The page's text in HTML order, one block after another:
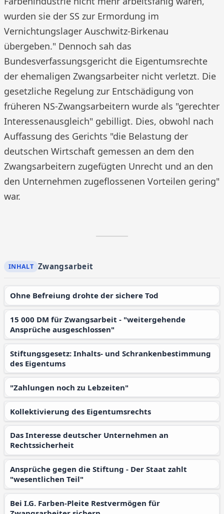
wurden sie der SS zur Ermordung im
Vernichtungslager Auschwitz-Birkenau
übergeben." Dennoch sah das
Bundesverfassungsgericht die Eigentumsrechte
der ehemaligen Zwangsarbeiter nicht verletzt. Die
gesetzliche Regelung zur Entschädigung von
früheren NS-Zwangsarbeitern wurde als "gerechter
Interessenausgleich" gebilligt. Dies, obwohl nach
Auffassung des Gerichts "die Belastung der
deutschen Wirtschaft gemessen an dem den
Zwangsarbeitern zugefügten Unrecht und an den
den Unternehmen zugeflossenen Vorteilen gering"
war.
Zwangsarbeit
Ohne Befreiung drohte der sichere Tod
15 000 DM für Zwangsarbeit - "weitergehende
Ansprüche ausgeschlossen"
Stiftungsgesetz: Inhalts- und Schrankenbestimmung
des Eigentums
"Zahlungen noch zu Lebzeiten"
Kollektivierung des Eigentumsrechts
Das Interesse deutscher Unternehmen an
Rechtssicherheit
Ansprüche gegen die Stiftung - Der Staat zahlt
"wesentlichen Teil"
Bei I.G. Farben-Pleite Restvermögen für